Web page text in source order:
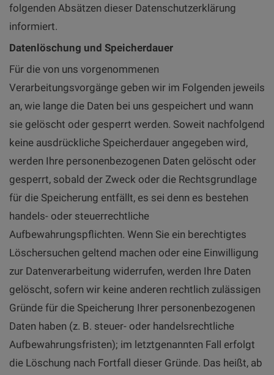
folgenden Absätzen dieser Datenschutzerklärung
informiert.
Datenlöschung und Speicherdauer
Für die von uns vorgenommenen
Verarbeitungsvorgänge geben wir im Folgenden jeweils
an, wie lange die Daten bei uns gespeichert und wann
sie gelöscht oder gesperrt werden. Soweit nachfolgend
keine ausdrückliche Speicherdauer angegeben wird,
werden Ihre personenbezogenen Daten gelöscht oder
gesperrt, sobald der Zweck oder die Rechtsgrundlage
für die Speicherung entfällt, es sei denn es bestehen
handels- oder steuerrechtliche
Aufbewahrungspflichten. Wenn Sie ein berechtigtes
Löschersuchen geltend machen oder eine Einwilligung
zur Datenverarbeitung widerrufen, werden Ihre Daten
gelöscht, sofern wir keine anderen rechtlich zulässigen
Gründe für die Speicherung Ihrer personenbezogenen
Daten haben (z. B. steuer- oder handelsrechtliche
Aufbewahrungsfristen); im letztgenannten Fall erfolgt
die Löschung nach Fortfall dieser Gründe. Das heißt, ab